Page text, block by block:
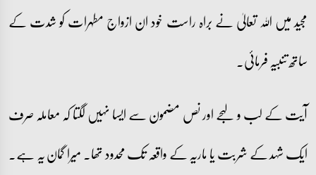
مجید میں اللہ تعالیٰ نے براہ راست خود ان ازواج مطہرات کو شدت کے
ساتھ تنبیہ فرمائی۔
آیت کے لب و لہجے اور نص مضمون سے ایسا نہیں لگتا کہ معاملہ صرف
ایک شہد کے شربت یا ماریہ کے واقعہ تک محدود تھا۔ میرا گمان یہ ہے۔